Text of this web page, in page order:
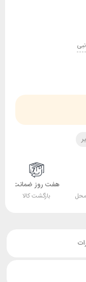
هفت روز ضمانت
بازگشت کالا